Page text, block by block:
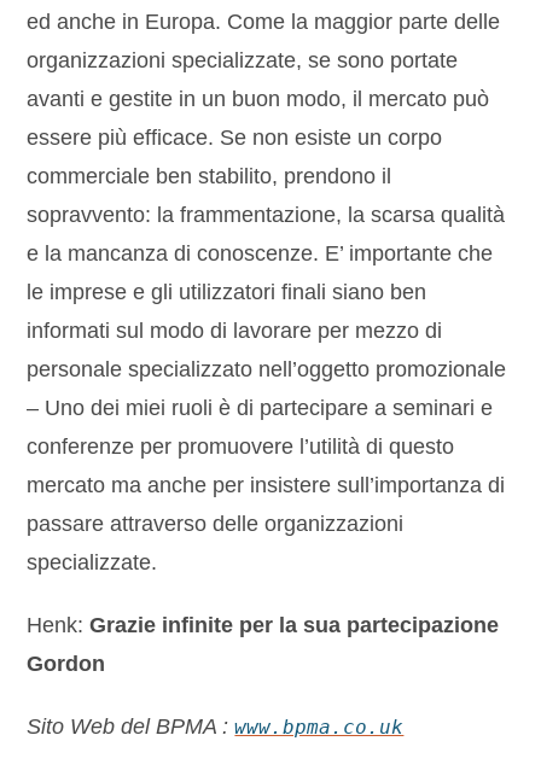
ed anche in Europa. Come la maggior parte delle
organizzazioni specializzate, se sono portate
avanti e gestite in un buon modo, il mercato può
essere più efficace. Se non esiste un corpo
commerciale ben stabilito, prendono il
sopravvento: la frammentazione, la scarsa qualità
e la mancanza di conoscenze. E’ importante che
le imprese e gli utilizzatori finali siano ben
informati sul modo di lavorare per mezzo di
personale specializzato nell’oggetto promozionale
– Uno dei miei ruoli è di partecipare a seminari e
conferenze per promuovere l’utilità di questo
mercato ma anche per insistere sull’importanza di
passare attraverso delle organizzazioni
specializzate.
Henk:Grazie infinite per la sua partecipazione
Gordon
Sito Web del BPMA :www.bpma.co.uk